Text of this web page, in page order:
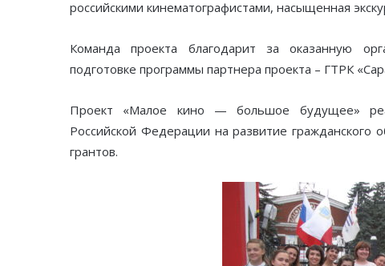
российскими кинематографистами, насыщенная
Команда проекта благодарит за оказанную
подготовке программы партнера проекта – ГТРК
Проект «Малое кино — большое будущее»
Российской Федерации на развитие гражданского
грантов.